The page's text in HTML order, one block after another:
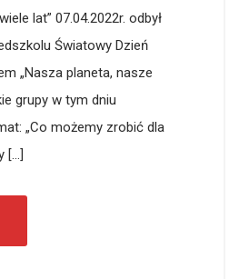
lat” 07.04.2022r. odbył
Światowy Dzień
„Nasza planeta, nasze
grupy w tym dniu
„Co możemy zrobić dla
[…]